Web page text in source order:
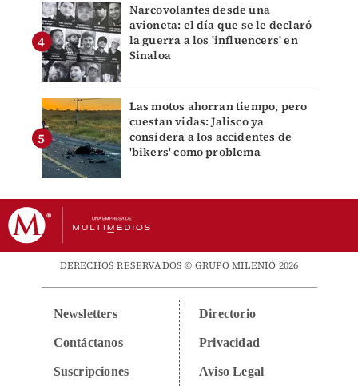
Narcovolantes desde una
avioneta: el día que se le declaró
la guerra a los 'influencers' en
Sinaloa
Las motos ahorran tiempo, pero
cuestan vidas: Jalisco ya
considera a los accidentes de
'bikers' como problema
DERECHOS RESERVADOS © GRUPO MILENIO 2026
Newsletters
Contáctanos
Suscripciones
Directorio
Privacidad
Aviso Legal